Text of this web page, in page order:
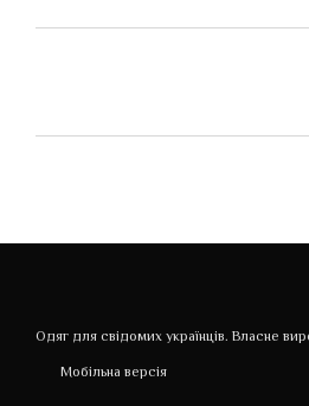
Одяг для свідомих українців. Власне
Мобільна версія